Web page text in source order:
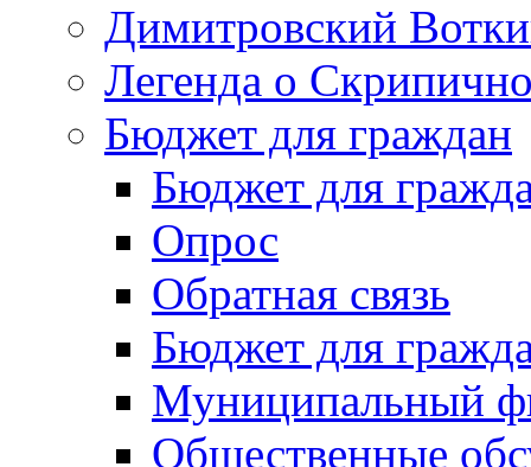
Димитровский
Легенда о
Бюджет для граждан
Бюджет для
Опрос
Обратная связь
Бюджет для
Муниципальный
Общественные